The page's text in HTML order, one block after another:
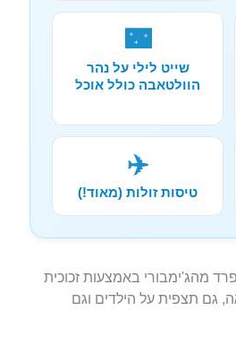
🌃
שייט לילי על נהר
הוולטאבה כולל אוכל
✈️
טיסות זולות (מאוד!)
מהג'ימבורי באמצעות זכוכית
גם תצפית על הילדים וגם